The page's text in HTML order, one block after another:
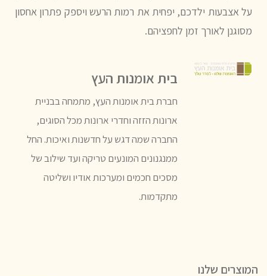
על אצבעות ילדכם, יפחית את רמות הרעש ויספק פתרון אחסון
מסוגנן לאורך זמן לחפציהם.
בית אומנות העץ
חברת בית אומנות העץ, מתמחה בבניית
ארונות הזזה וחדרי ארונות מכל הסוגים,
החברה שמה דגש על חדשנות ואיכות. החל
ממנגנונים המונעים טריקה ועד שילוב של
מסכים חכמים ומערכות אודיו ושליטה
מתקדמות.
המוצרים שלנו